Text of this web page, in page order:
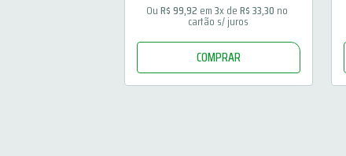
Ou R$99,92 em 3x de R$33,30 no
cartão s/ juros
COMPRAR